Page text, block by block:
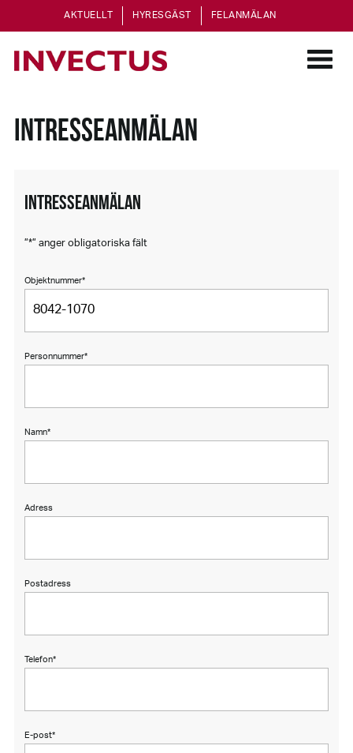
AKTUELLT HYRESGÄST FELANMÄLAN
INTRESSEANMÄLAN
INTRESSEANMÄLAN
”*” anger obligatoriska fält
Objektnummer*
Personnummer*
Namn*
Adress
Postadress
Telefon*
E-post*